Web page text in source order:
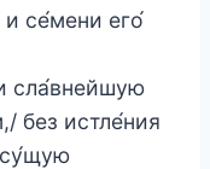
се́мени его́
сла́внейшую
без истле́ния